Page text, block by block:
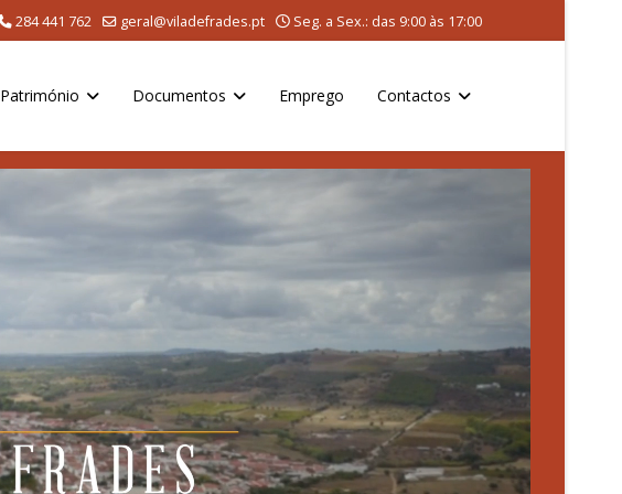
284 441 762 geral@viladefrades.pt Seg. a Sex.: das 9:00 às 17:00
Património Documentos Emprego Contactos